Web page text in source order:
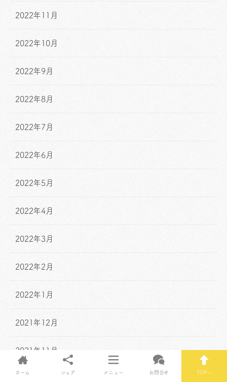
2022年11月
2022年10月
2022年9月
2022年8月
2022年7月
2022年6月
2022年5月
2022年4月
2022年3月
2022年2月
2022年1月
2021年12月
2021年11月
ホーム シェア メニュー お問合せ TOPへ